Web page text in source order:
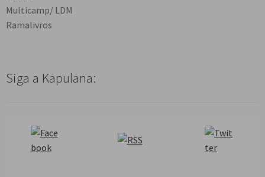
Multicamp/ LDM
Ramalivros
Siga a Kapulana: